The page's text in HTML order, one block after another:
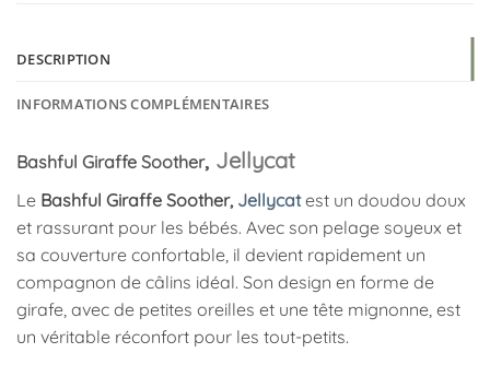
DESCRIPTION
INFORMATIONS COMPLÉMENTAIRES
Bashful Giraffe Soother, Jellycat
Le Bashful Giraffe Soother, Jellycatest un doudou doux
et rassurant pour les bébés. Avec son pelage soyeux et
sa couverture confortable, il devient rapidement un
compagnon de câlins idéal. Son design en forme de
girafe, avec de petites oreilles et une tête mignonne, est
un véritable réconfort pour les tout-petits.